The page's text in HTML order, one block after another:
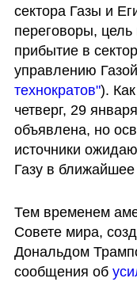
сектора Газы и
переговоры, цель
прибытие в
управлению
технократов").
четверг, 29
объявлена, но
источники
Газу в
Тем временем
Совете мира,
Дональдом
сообщения об